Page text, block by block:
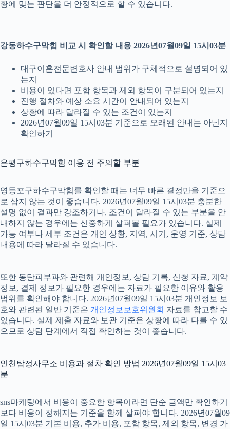
황에 맞는 판단을 더 안정적으로 할 수 있습니다.
강동하수구막힘 비교 시 확인할 내용 2026년07월09일 15시03분
대구이혼전문변호사 안내 범위가 구체적으로 설명되어 있
는지
비용이 있다면 포함 항목과 제외 항목이 구분되어 있는지
진행 절차와 예상 소요 시간이 안내되어 있는지
상황에 따라 달라질 수 있는 조건이 있는지
2026년07월09일 15시03분 기준으로 오래된 안내는 아닌지
확인하기
은평구하수구막힘 이용 전 주의할 부분
영등포구하수구막힘를 확인할 때는 너무 빠른 결정만을 기준으
로 삼지 않는 것이 좋습니다. 2026년07월09일 15시03분 충분한
설명 없이 결과만 강조하거나, 조건이 달라질 수 있는 부분을 안
내하지 않는 경우에는 신중하게 살펴볼 필요가 있습니다. 실제
가능 여부나 세부 조건은 개인 상황, 지역, 시기, 운영 기준, 상담
내용에 따라 달라질 수 있습니다.
또한 동탄피부과와 관련해 개인정보, 상담 기록, 신청 자료, 계약
정보, 결제 정보가 필요한 경우에는 자료가 필요한 이유와 활용
범위를 확인해야 합니다. 2026년07월09일 15시03분 개인정보 보
호와 관련된 일반 기준은 개인정보보호위원회 자료를 참고할 수
있습니다. 실제 제출 자료와 보관 기준은 상황에 따라 다를 수 있
으므로 상담 단계에서 직접 확인하는 것이 좋습니다.
인천탐정사무소 비용과 절차 확인 방법 2026년07월09일 15시03
분
sns마케팅에서 비용이 중요한 항목이라면 단순 금액만 확인하기
보다 비용이 정해지는 기준을 함께 살펴야 합니다. 2026년07월09
일 15시03분 기본 비용, 추가 비용, 포함 항목, 제외 항목, 변경 가